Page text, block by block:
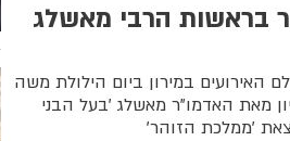
בראשות הרבי מאשלג
האירועים במירון ביום הילולת משה
מאת האדמו"ר מאשלג 'בעל הבני
'ממלכת הזוהר'